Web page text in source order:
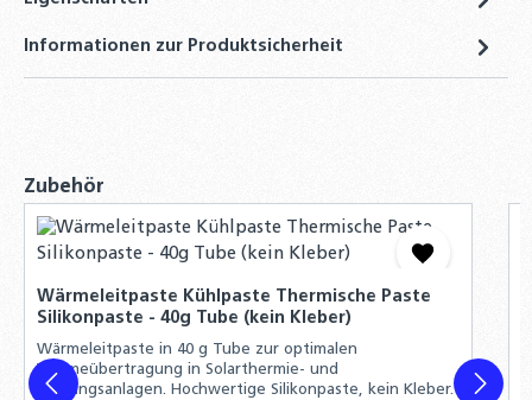
Winkel-Verschraubung 90° DN20 auf 22mm
Kupfer – Solarwellrohr Fitting
DN12 - DN40 – Grundkörper aus massivem
und Solarwellrohren
Informationen zur Produktsicherheit
Produktgalerie überspringen
Zubehör
Wärmeleitpaste Kühlpaste Thermische Paste
Silikonpaste - 40g Tube (kein Kleber)
Wärmeleitpaste in 40 g Tube zur optimalen
Wärmeübertragung in Solarthermie- und
Heizungsanlagen. Hochwertige Silikonpaste, kein Kleber.